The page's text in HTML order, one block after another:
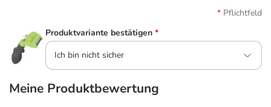
Pflichtfeld
Produktvariante bestätigen *
Ich bin nicht sicher
Meine Produktbewertung